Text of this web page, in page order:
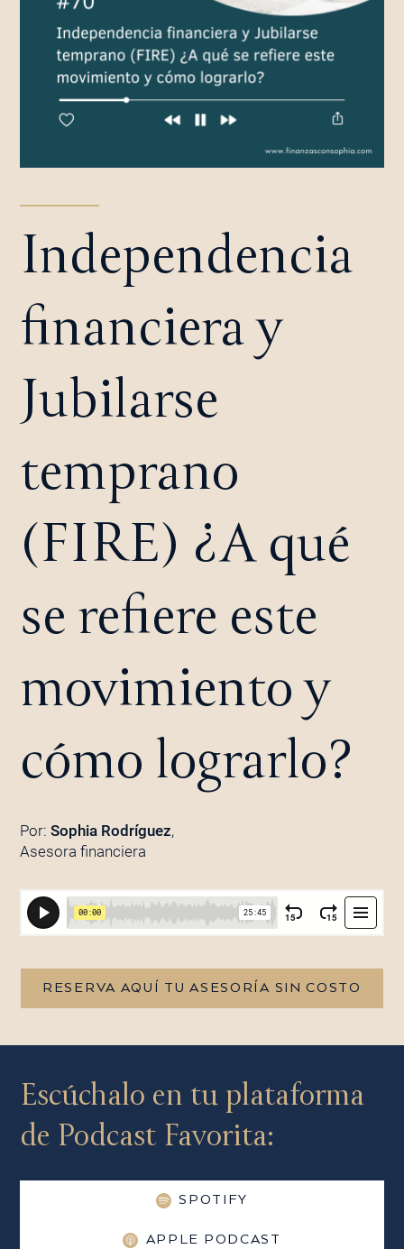
Independencia
financiera y
Jubilarse
temprano
(FIRE) ¿A qué
se refiere este
movimiento y
cómo lograrlo?
Por: Sophia Rodríguez,
Asesora financiera
RESERVA AQUÍ TU ASESORÍA SIN COSTO
Escúchalo en tu plataforma
de Podcast Favorita:
SPOTIFY
APPLE PODCAST